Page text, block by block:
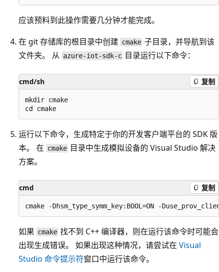
应该预料到此操作需要几分钟才能完成。
在 git 存储库的根目录中创建 cmake 子目录，并导航到该
文件夹。 从 azure-iot-sdk-c 目录运行以下命令：
cmd/sh 复制
mkdir cmake
运行以下命令，生成特定于你的开发客户端平台的 SDK 版
本。 在 cmake 目录中生成模拟设备的 Visual Studio 解决
方案。
cmd 复制
如果 cmake 找不到 C++ 编译器，则在运行该命令时可能会
出现生成错误。 如果出现这种情况，请尝试在 Visual
Studio 命令提示符窗口中运行该命令。